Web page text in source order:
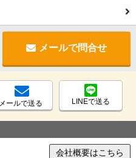
メールで問合せ
メールで送る LINEで送る
会社概要はこちら